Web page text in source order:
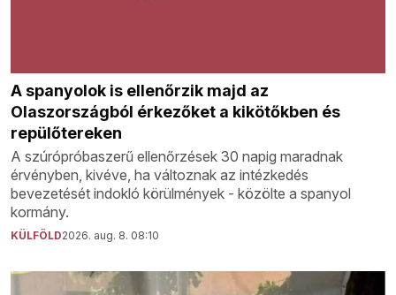
A spanyolok is ellenőrzik majd az
Olaszországból érkezőket a kikötőkben és
repülőtereken
A szúrópróbaszerű ellenőrzések 30 napig maradnak
érvényben, kivéve, ha változnak az intézkedés
bevezetését indokló körülmények - közölte a spanyol
kormány.
KÜLFÖLD2026. aug. 8. 08:10